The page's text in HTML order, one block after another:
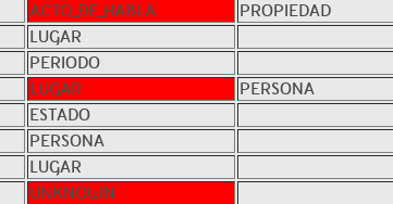
ACTO_DE_HABLA
PROPIEDAD
LUGAR
PERIODO
LUGAR
PERSONA
ESTADO
PERSONA
LUGAR
UNKNOWN